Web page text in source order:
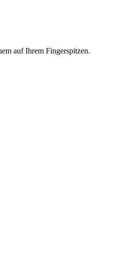
auf Ihrem Fingerspitzen.